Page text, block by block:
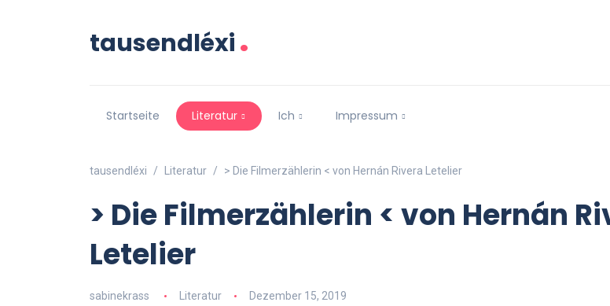
tausendléxi.
Startseite Literatur Ich Impressum
tausendléxi Literatur > Die Filmerzählerin < von Hernán Rivera Letelier
> Die Filmerzählerin < von Hernán
Letelier
sabinekrass Literatur Dezember 15, 2019